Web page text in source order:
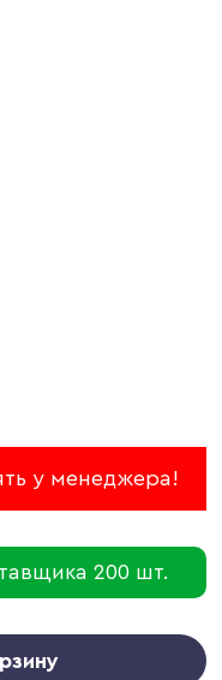
у менеджера!
200 шт.